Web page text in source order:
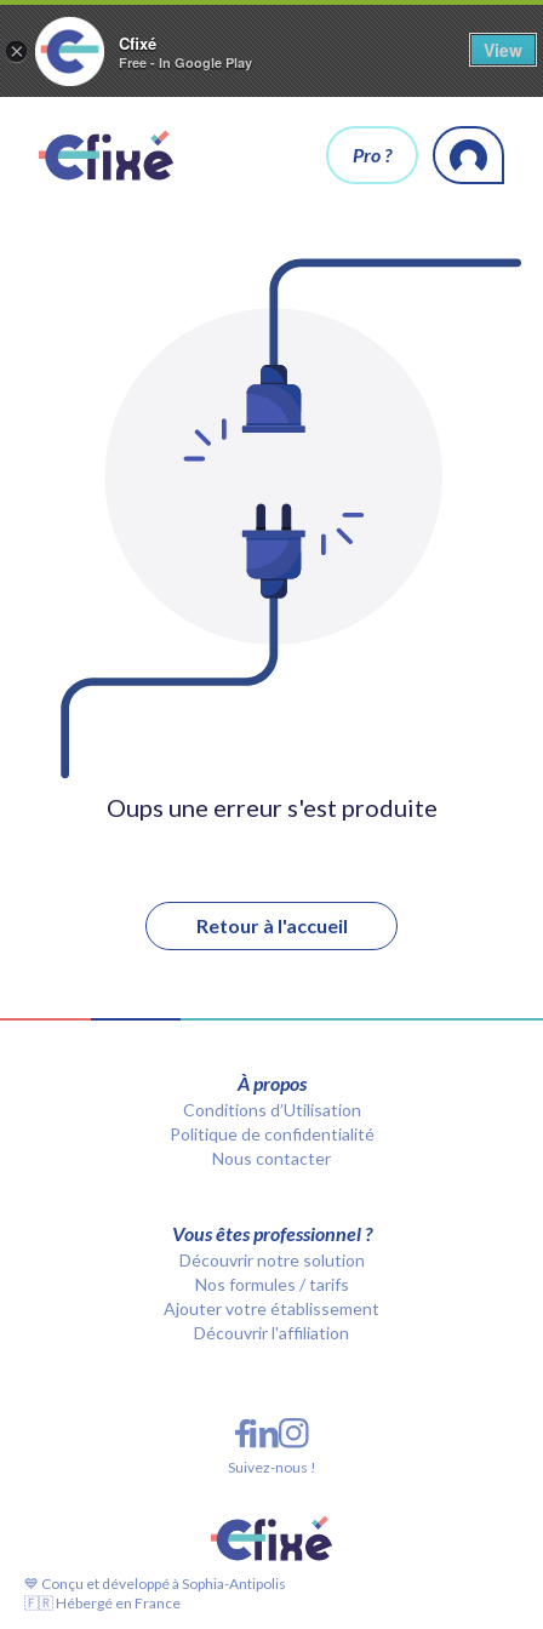
× Cfixé
Free - In Google Play
View
Pro ?
Oups une erreur s'est produite
Retour à l'accueil
À propos
Conditions d’Utilisation
Politique de confidentialité
Nous contacter
Vous êtes professionnel ?
Découvrir notre solution
Nos formules / tarifs
Ajouter votre établissement
Découvrir l'affiliation
💙 Conçu et développé à Sophia-Antipolis
🇫🇷 Hébergé en France
Suivez-nous !